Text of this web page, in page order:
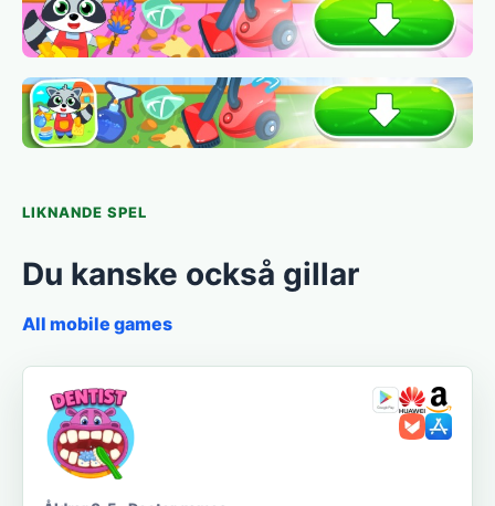
LIKNANDE SPEL
Du kanske också gillar
All mobile games